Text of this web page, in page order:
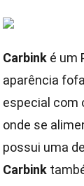
Carbink é um
aparência
especial com
onde se
possui uma
Carbink